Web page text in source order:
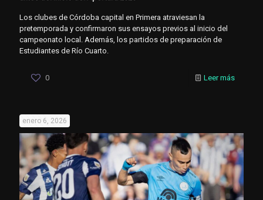
Los clubes de Córdoba capital en Primera atraviesan la
pretemporada y confirmaron sus ensayos previos al inicio del
campeonato local. Además, los partidos de preparación de
Estudiantes de Río Cuarto.
0 Leer más
enero 6, 2026